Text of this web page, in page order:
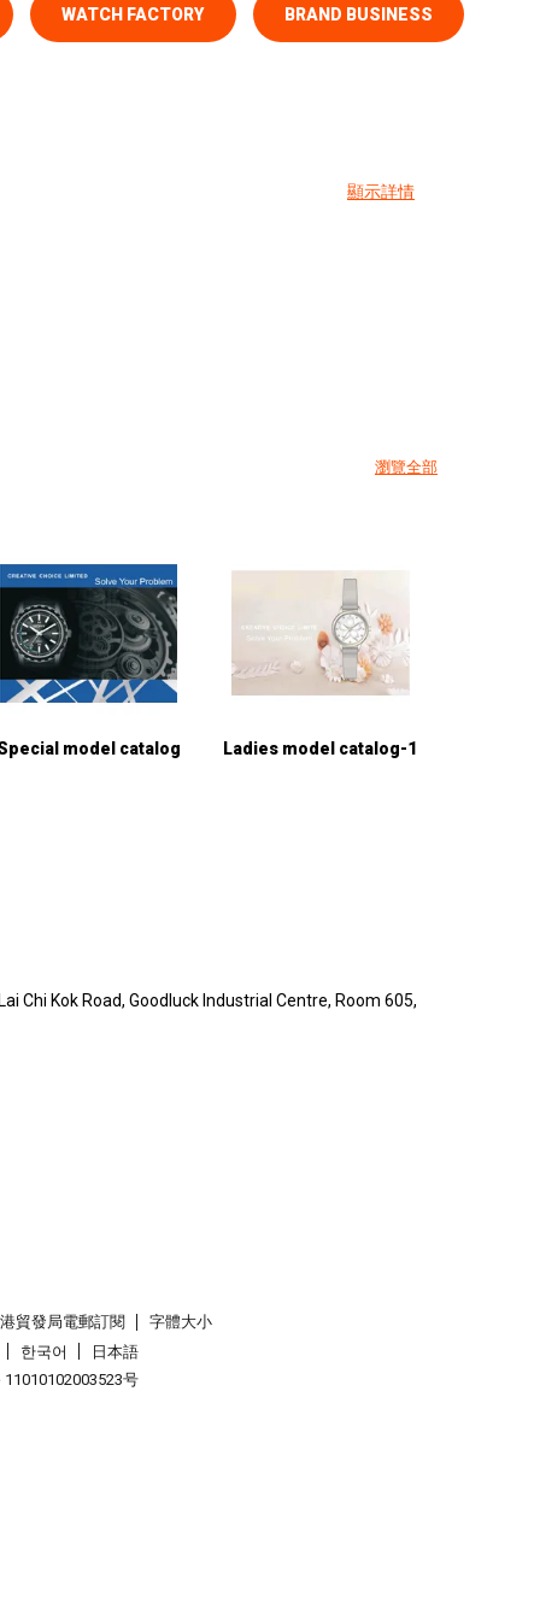
WATCH FACTORY BRAND BUSINESS
顯示詳情
瀏覽全部
model catalog Ladies model catalog-1
Chi Kok Road, Goodluck Industrial Centre, Room 605,
貿發局電郵訂閱
字體大小
한국어
日本語
号